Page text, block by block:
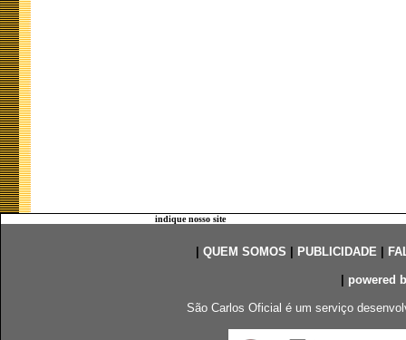
indique nosso site
QUEM SOMOS PUBLICIDADE|
powered
São Carlos Oficial é um serviço